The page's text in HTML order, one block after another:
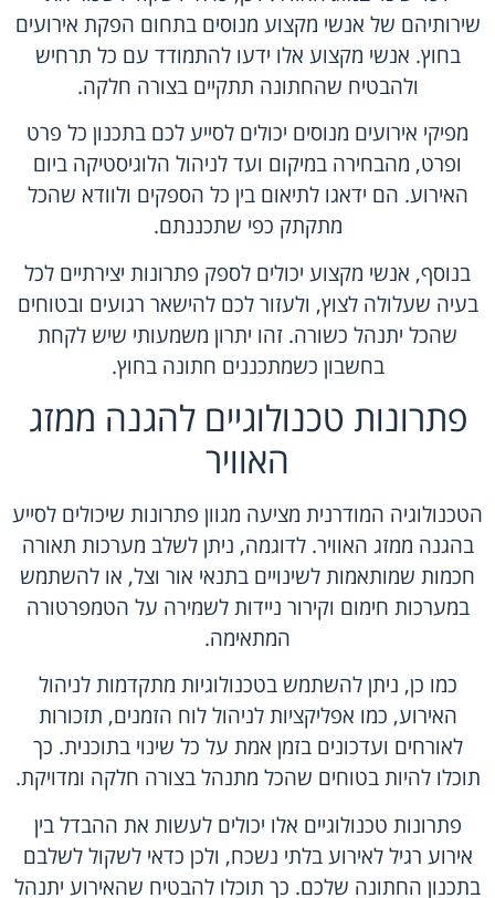
שירותיהם של אנשי מקצוע מנוסים בתחום הפקת אירועים
בחוץ. אנשי מקצוע אלו ידעו להתמודד עם כל תרחיש
ולהבטיח שהחתונה תתקיים בצורה חלקה.
מפיקי אירועים מנוסים יכולים לסייע לכם בתכנון כל פרט
ופרט, מהבחירה במיקום ועד לניהול הלוגיסטיקה ביום
האירוע. הם ידאגו לתיאום בין כל הספקים ולוודא שהכל
מתקתק כפי שתכננתם.
בנוסף, אנשי מקצוע יכולים לספק פתרונות יצירתיים לכל
בעיה שעלולה לצוץ, ולעזור לכם להישאר רגועים ובטוחים
שהכל יתנהל כשורה. זהו יתרון משמעותי שיש לקחת
בחשבון כשמתכננים חתונה בחוץ.
פתרונות טכנולוגיים להגנה ממזג
האוויר
הטכנולוגיה המודרנית מציעה מגוון פתרונות שיכולים לסייע
בהגנה ממזג האוויר. לדוגמה, ניתן לשלב מערכות תאורה
חכמות שמותאמות לשינויים בתנאי אור וצל, או להשתמש
במערכות חימום וקירור ניידות לשמירה על הטמפרטורה
המתאימה.
כמו כן, ניתן להשתמש בטכנולוגיות מתקדמות לניהול
האירוע, כמו אפליקציות לניהול לוח הזמנים, תזכורות
לאורחים ועדכונים בזמן אמת על כל שינוי בתוכנית. כך
תוכלו להיות בטוחים שהכל מתנהל בצורה חלקה ומדויקת.
פתרונות טכנולוגיים אלו יכולים לעשות את ההבדל בין
אירוע רגיל לאירוע בלתי נשכח, ולכן כדאי לשקול לשלבם
בתכנון החתונה שלכם. כך תוכלו להבטיח שהאירוע יתנהל